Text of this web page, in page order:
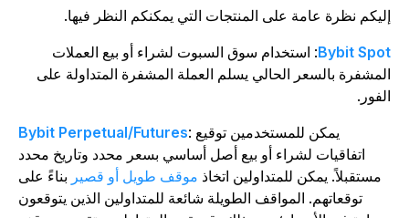
نظرة عامة على المنتجات التي يمكنكم النظر فيها.
Bybit: استخدام سوق السبوت لشراء أو بيع العملات
بالسعر الحالي يسلم العملة المشفرة المتداولة على
Bybit Perpetual/Futures: يمكن للمستخدمين توقيع
اتفاقيات لشراء أو بيع أصل أساسي بسعر محدد وتاريخ محدد
مستقبلاً. يمكن للمتداولين اتخاذموقف طويل أو قصيربناءً على
توقعاتهم. المواقف الطويلة شائعة للمتداولين الذين يتوقعون